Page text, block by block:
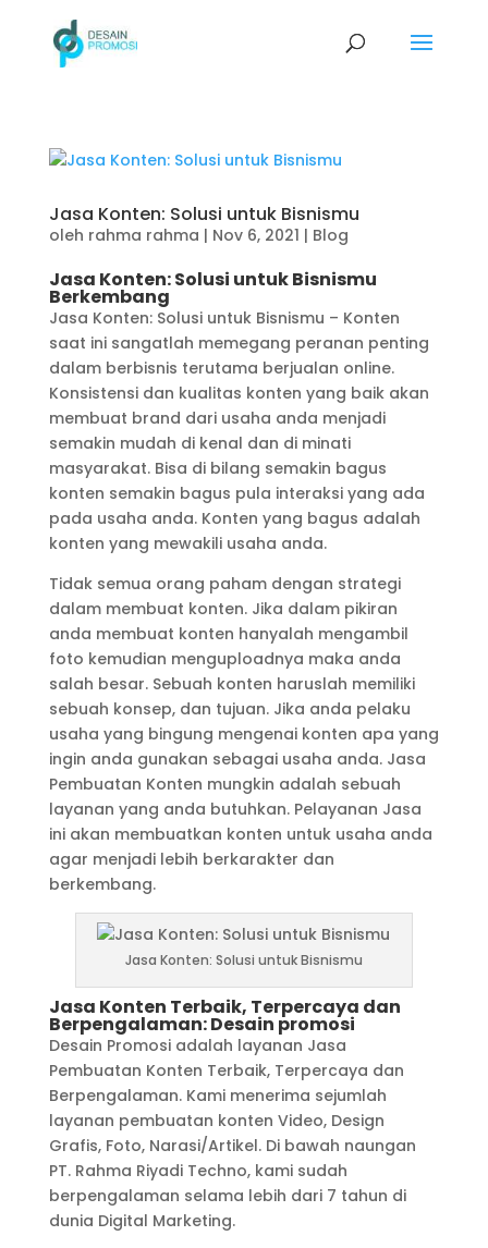
Jasa Konten: Solusi untuk Bisnismu
oleh rahma rahma | Nov 6, 2021 | Blog
Jasa Konten: Solusi untuk Bisnismu
Berkembang
Jasa Konten: Solusi untuk Bisnismu – Konten
saat ini sangatlah memegang peranan penting
dalam berbisnis terutama berjualan online.
Konsistensi dan kualitas konten yang baik akan
membuat brand dari usaha anda menjadi
semakin mudah di kenal dan di minati
masyarakat. Bisa di bilang semakin bagus
konten semakin bagus pula interaksi yang ada
pada usaha anda. Konten yang bagus adalah
konten yang mewakili usaha anda.
Tidak semua orang paham dengan strategi
dalam membuat konten. Jika dalam pikiran
anda membuat konten hanyalah mengambil
foto kemudian menguploadnya maka anda
salah besar. Sebuah konten haruslah memiliki
sebuah konsep, dan tujuan. Jika anda pelaku
usaha yang bingung mengenai konten apa yang
ingin anda gunakan sebagai usaha anda. Jasa
Pembuatan Konten mungkin adalah sebuah
layanan yang anda butuhkan. Pelayanan Jasa
ini akan membuatkan konten untuk usaha anda
agar menjadi lebih berkarakter dan
berkembang.
Jasa Konten: Solusi untuk Bisnismu
Jasa Konten Terbaik, Terpercaya dan
Berpengalaman: Desain promosi
Desain Promosi adalah layanan Jasa
Pembuatan Konten Terbaik, Terpercaya dan
Berpengalaman. Kami menerima sejumlah
layanan pembuatan konten Video, Design
Grafis, Foto, Narasi/Artikel. Di bawah naungan
PT. Rahma Riyadi Techno, kami sudah
berpengalaman selama lebih dari 7 tahun di
dunia Digital Marketing.